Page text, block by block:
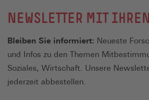
NEWSLETTER MIT
Bleiben Sie informiert: Neueste
und Infos zu den Themen
Soziales, Wirtschaft. Unsere
jederzeit abbestellen.